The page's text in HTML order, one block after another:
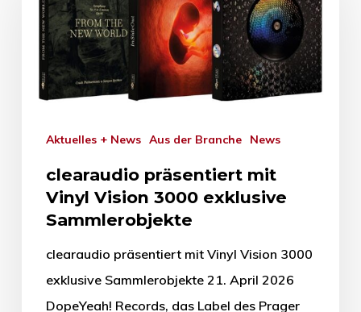
Aktuelles + News Aus der Branche News
clearaudio präsentiert mit
Vinyl Vision 3000 exklusive
Sammlerobjekte
clearaudio präsentiert mit Vinyl Vision 3000
exklusive Sammlerobjekte 21. April 2026
DopeYeah! Records, das Label des Prager